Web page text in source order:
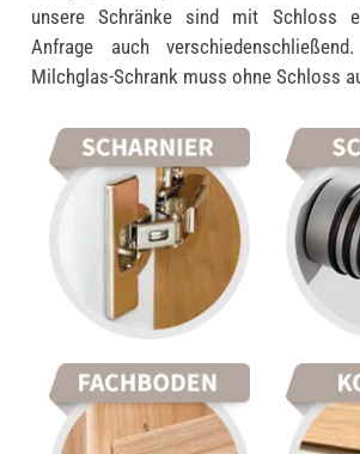
unsere Schränke sind mit Schloss
Anfrage auch
Milchglas-Schrank muss ohne Schloss